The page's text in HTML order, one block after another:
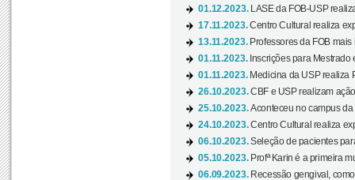
01.12.2023.
LASE da FOB-USP
17.11.2023.Centro Cultural realiza
13.11.2023. Professores da FOB
01.11.2023. Inscrições para
01.11.2023. Medicina da USP realiza
26.10.2023.CBF e USP realizam
25.10.2023.Aconteceu no campus da
24.10.2023.Centro Cultural realiza
06.10.2023.Seleção de pacientes
05.10.2023. Profª Karin é a primeira
06.09.2023. Recessão gengival,